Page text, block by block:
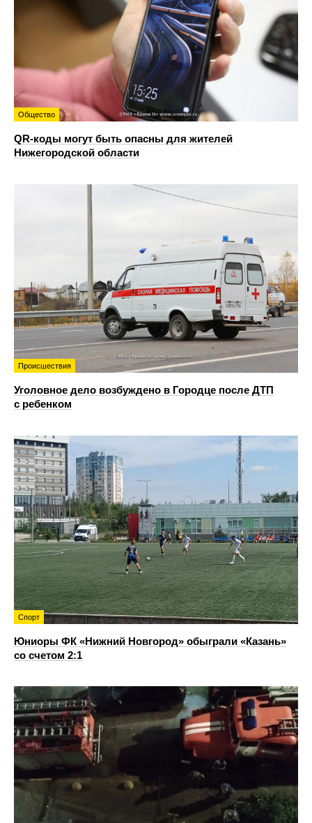
Общество
QR-коды могут быть опасны для жителей
Нижегородской области
Происшествия
Уголовное дело возбуждено в Городце после ДТП
с ребенком
Спорт
Юниоры ФК «Нижний Новгород» обыграли «Казань»
со счетом 2:1